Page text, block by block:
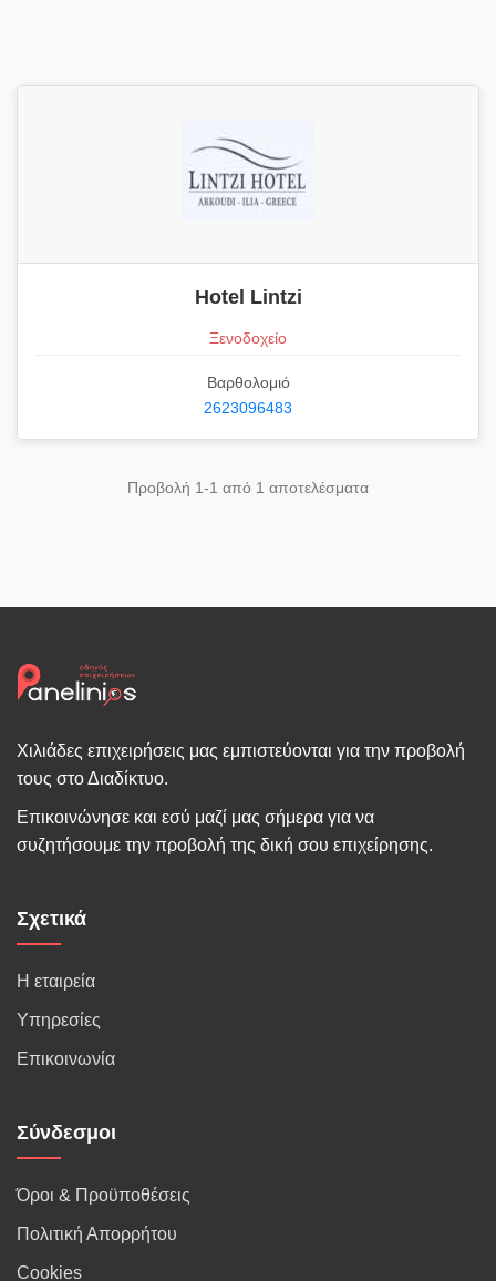
Hotel Lintzi
Ξενοδοχείο
Βαρθολομιό
2623096483
Προβολή 1-1 από 1 αποτελέσματα
Χιλιάδες επιχειρήσεις μας εμπιστεύονται για την προβολή
τους στο Διαδίκτυο.
Επικοινώνησε και εσύ μαζί μας σήμερα για να
συζητήσουμε την προβολή της δική σου επιχείρησης.
Σχετικά
Η εταιρεία
Υπηρεσίες
Επικοινωνία
Σύνδεσμοι
Όροι & Προϋποθέσεις
Πολιτική Απορρήτου
Cookies